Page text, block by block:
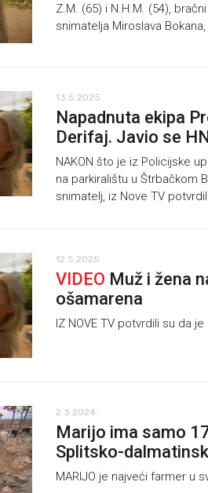
Z.M. (65) i N.H.M. (54),
snimatelja Miroslava
13.5.2025.
Napadnuta ekipa
Derifaj. Javio se
NAKON što je iz Policijske
na parkiralištu u Štrbačkom
snimatelj, iz Nove TV
12.5.2025.
VIDEO Muž i žena
ošamarena
IZ NOVE TV potvrdili su da
2.3.2024.
Marijo ima samo
Splitsko-
MARIJO je najveći farmer u